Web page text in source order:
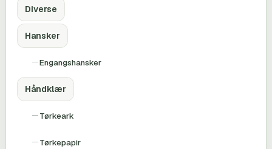
Diverse
Hansker
Engangshansker
Håndklær
Tørkeark
Tørkepapir